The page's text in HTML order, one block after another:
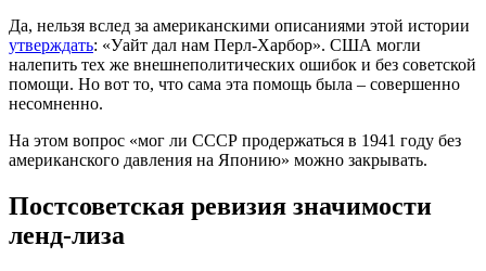
Да, нельзя вслед за американскими описаниями этой истории
утверждать: «Уайт дал нам Перл-Харбор». США могли
налепить тех же внешнеполитических ошибок и без советской
помощи. Но вот то, что сама эта помощь была – совершенно
несомненно.
На этом вопрос «мог ли СССР продержаться в 1941 году без
американского давления на Японию» можно закрывать.
Постсоветская ревизия значимости
ленд-лиза